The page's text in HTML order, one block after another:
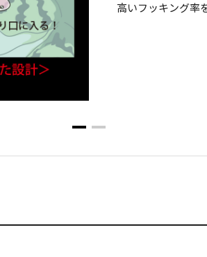
高いフッキング率